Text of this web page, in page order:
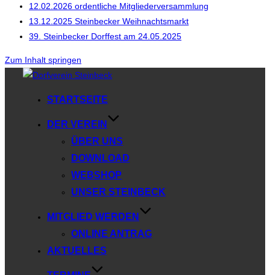
12.02.2026 ordentliche Mitgliederversammlung
13.12.2025 Steinbecker Weihnachtsmarkt
39. Steinbecker Dorffest am 24.05.2025
Zum Inhalt springen
STARTSEITE
DER VEREIN
ÜBER UNS
DOWNLOAD
WEBSHOP
UNSER STEINBECK
MITGLIED WERDEN
ONLINE ANTRAG
AKTUELLES